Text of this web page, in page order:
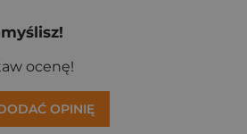
ocenę!
OPINIĘ